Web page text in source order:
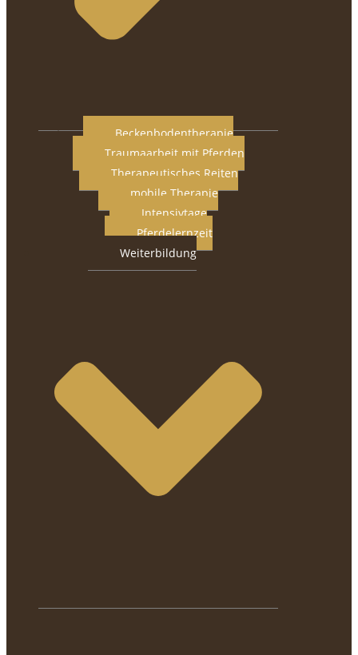
Beckenbodentherapie
Traumaarbeit mit Pferden
Therapeutisches Reiten
mobile Therapie
Intensivtage
Pferdelernzeit
Weiterbildung